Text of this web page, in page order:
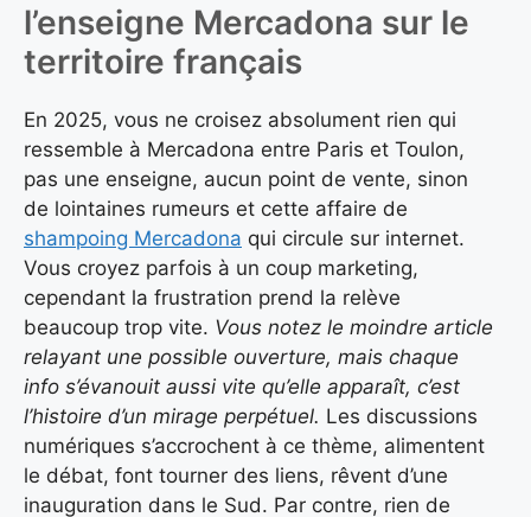
l’enseigne Mercadona sur le
territoire français
En 2025, vous ne croisez absolument rien qui
ressemble à Mercadona entre Paris et Toulon,
pas une enseigne, aucun point de vente, sinon
de lointaines rumeurs et cette affaire de
shampoing Mercadona qui circule sur internet.
Vous croyez parfois à un coup marketing,
cependant la frustration prend la relève
beaucoup trop vite. Vous notez le moindre article
relayant une possible ouverture, mais chaque
info s’évanouit aussi vite qu’elle apparaît, c’est
l’histoire d’un mirage perpétuel. Les discussions
numériques s’accrochent à ce thème, alimentent
le débat, font tourner des liens, rêvent d’une
inauguration dans le Sud. Par contre, rien de